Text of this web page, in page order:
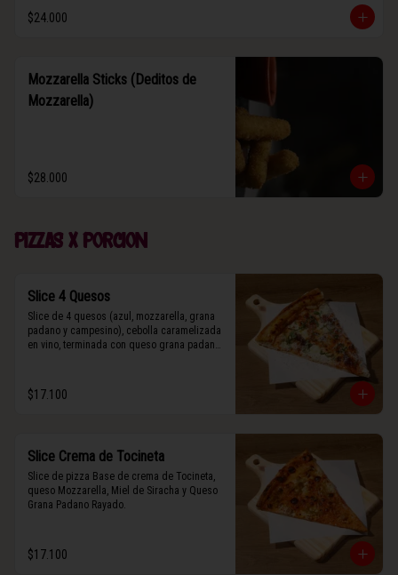
$24.000
Mozzarella Sticks (Deditos de
Mozzarella)
$28.000
Pizzas x porcion
Slice 4 Quesos
Slice de 4 quesos (azul, mozzarella, grana
padano y campesino), cebolla caramelizada
en vino, terminada con queso grana padano
$17.100
Slice Crema de Tocineta
Slice de pizza Base de crema de Tocineta,
queso Mozzarella, Miel de Siracha y Queso
Grana Padano Rayado.
$17.100